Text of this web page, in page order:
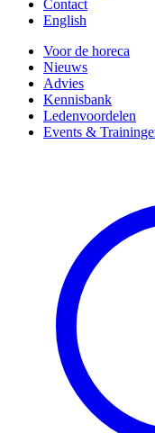
Contact
English
Voor de horeca
Nieuws
Advies
Kennisbank
Ledenvoordelen
Events &